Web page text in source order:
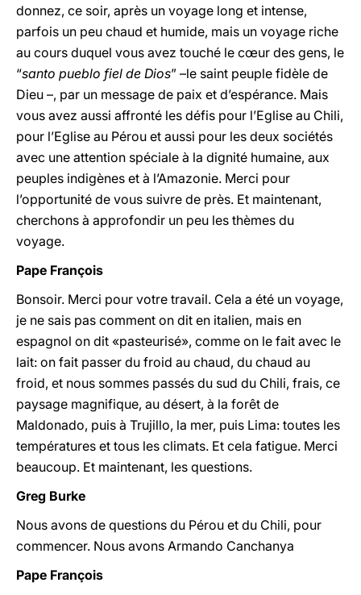
donnez, ce soir, après un voyage long et intense,
parfois un peu chaud et humide, mais un voyage riche
au cours duquel vous avez touché le cœur des gens, le
“santo pueblo fiel de Dios” –le saint peuple fidèle de
Dieu –, par un message de paix et d’espérance. Mais
vous avez aussi affronté les défis pour l’Eglise au Chili,
pour l’Eglise au Pérou et aussi pour les deux sociétés
avec une attention spéciale à la dignité humaine, aux
peuples indigènes et à l’Amazonie. Merci pour
l’opportunité de vous suivre de près. Et maintenant,
cherchons à approfondir un peu les thèmes du
voyage.
Pape François
Bonsoir. Merci pour votre travail. Cela a été un voyage,
je ne sais pas comment on dit en italien, mais en
espagnol on dit «pasteurisé», comme on le fait avec le
lait: on fait passer du froid au chaud, du chaud au
froid, et nous sommes passés du sud du Chili, frais, ce
paysage magnifique, au désert, à la forêt de
Maldonado, puis à Trujillo, la mer, puis Lima: toutes les
températures et tous les climats. Et cela fatigue. Merci
beaucoup. Et maintenant, les questions.
Greg Burke
Nous avons de questions du Pérou et du Chili, pour
commencer. Nous avons Armando Canchanya
Pape François